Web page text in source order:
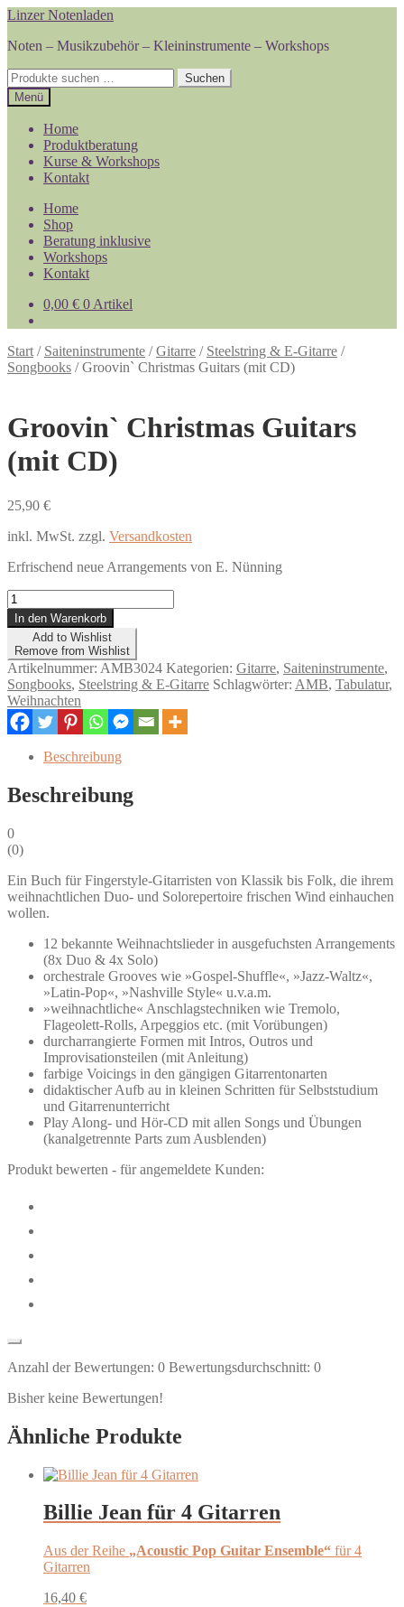
Zur
springen
Zum
springen
Linzer Notenladen
Noten – Musikzubehör – Kleininstrumente – Workshops
Suchen
nach:
Suchen
Menü
Home
Produktberatung
Kurse & Workshops
Kontakt
Home
Shop
Beratung inklusive
Workshops
Kontakt
0,00 € 0 Artikel
Start / Saiteninstrumente /Gitarre / Steelstring & E-Gitarre /
Songbooks /Groovin` Christmas Guitars (mit CD)
Groovin` Christmas Guitars
(mit CD)
25,90 €
inkl. MwSt. zzgl. Versandkosten
Erfrischend neue Arrangements von E. Nünning
Groovin`
Christmas
Guitars
(mit
CD)
Menge
In den Warenkorb
Add to Wishlist
Remove from Wishlist
Artikelnummer: AMB3024 Kategorien: Gitarre, Saiteninstrumente,
Songbooks, Steelstring & E-Gitarre Schlagwörter: AMB, Tabulatur,
Weihnachten
Beschreibung
Beschreibung
0
(0)
Ein Buch für Fingerstyle-Gitarristen von Klassik bis Folk, die ihrem
weihnachtlichen Duo- und Solorepertoire frischen Wind einhauchen
wollen.
12 bekannte Weihnachtslieder in ausgefuchsten Arrangements
(8x Duo & 4x Solo)
orchestrale Grooves wie »Gospel-Shuffle«, »Jazz-Waltz«,
»Latin-Pop«, »Nashville Style« u.v.a.m.
»weihnachtliche« Anschlagstechniken wie Tremolo,
Flageolett-Rolls, Arpeggios etc. (mit Vorübungen)
durcharrangierte Formen mit Intros, Outros und
Improvisationsteilen (mit Anleitung)
farbige Voicings in den gängigen Gitarrentonarten
didaktischer Aufb au in kleinen Schritten für Selbststudium
und Gitarrenunterricht
Play Along- und Hör-CD mit allen Songs und Übungen
(kanalgetrennte Parts zum Ausblenden)
Produkt bewerten - für angemeldete Kunden:
Anzahl der Bewertungen: 0 Bewertungsdurchschnitt: 0
Bisher keine Bewertungen!
Ähnliche Produkte
Billie Jean für 4 Gitarren
Aus der Reihe „Acoustic Pop Guitar Ensemble“ für 4
Gitarren
16,40 €